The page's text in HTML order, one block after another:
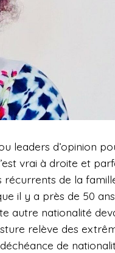
leaders d’opinion
vrai à droite et
récurrents de la
il y a près de 50
autre nationalité
relève des
de